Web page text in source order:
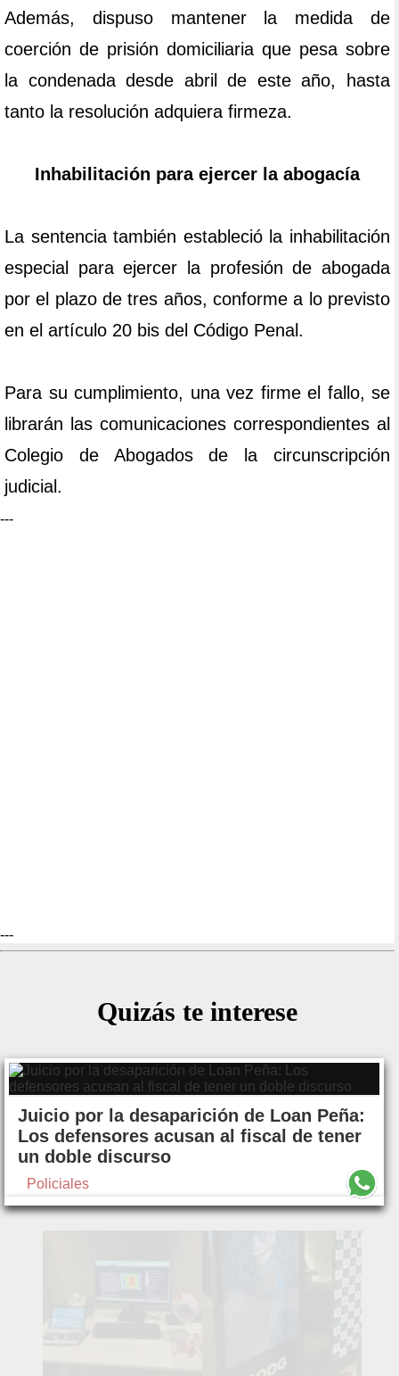
Además, dispuso mantener la medida de
coerción de prisión domiciliaria que pesa sobre
la condenada desde abril de este año, hasta
tanto la resolución adquiera firmeza.
Inhabilitación para ejercer la abogacía
La sentencia también estableció la inhabilitación
especial para ejercer la profesión de abogada
por el plazo de tres años, conforme a lo previsto
en el artículo 20 bis del Código Penal.
Para su cumplimiento, una vez firme el fallo, se
librarán las comunicaciones correspondientes al
Colegio de Abogados de la circunscripción
judicial.
---
---
Quizás te interese
Juicio por la desaparición de Loan Peña:
Los defensores acusan al fiscal de tener
un doble discurso
Policiales